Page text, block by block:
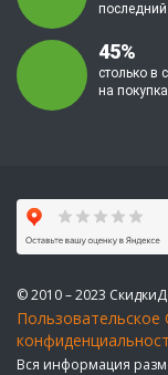
45%
столько в
на
© 2010 – 2023
Пользовательское
Вся информация